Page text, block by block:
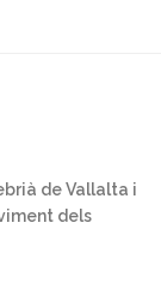
de Vallalta i
dels